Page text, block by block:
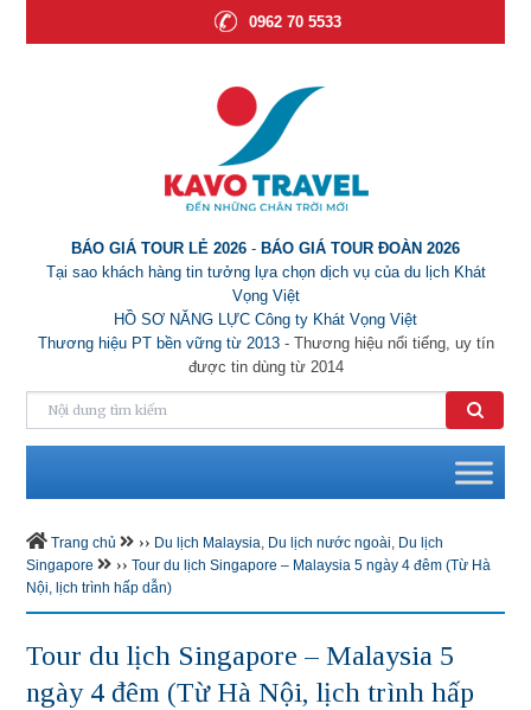
0962 70 5533
BÁO GIÁ TOUR LẺ 2026 - BÁO GIÁ TOUR ĐOÀN 2026
Tại sao khách hàng tin tưởng lựa chọn dịch vụ của du lịch Khát
Vọng Việt
HỒ SƠ NĂNG LỰC Công ty Khát Vọng Việt
Thương hiệu PT bền vững từ 2013- Thương hiệu nổi tiếng, uy tín
được tin dùng từ 2014
Trang chủ ›› Du lịch Malaysia, Du lịch nước ngoài, Du lịch
Singapore
›› Tour du lịch Singapore – Malaysia 5 ngày 4 đêm (Từ Hà
Nội, lịch trình hấp dẫn)
Tour du lịch Singapore – Malaysia 5
ngày 4 đêm (Từ Hà Nội, lịch trình hấp